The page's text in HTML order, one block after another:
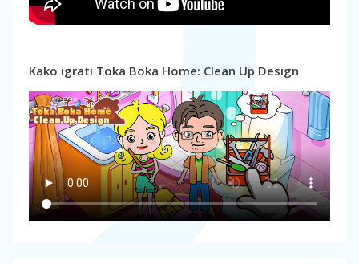
Kako igrati Toka Boka Home: Clean Up Design